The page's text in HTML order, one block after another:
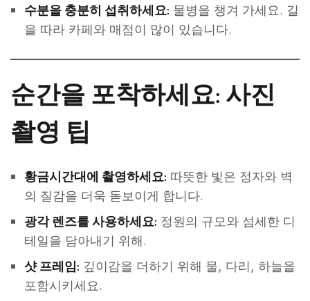
수분을 충분히 섭취하세요: 물병을 챙겨 가세요. 길
을 따라 카페와 매점이 많이 있습니다.
순간을 포착하세요: 사진
촬영 팁
황금시간대에 촬영하세요: 따뜻한 빛은 정자와 벽
의 질감을 더욱 돋보이게 합니다.
광각 렌즈를 사용하세요: 정원의 규모와 섬세한 디
테일을 담아내기 위해.
샷 프레임: 깊이감을 더하기 위해 물, 다리, 하늘을
포함시키세요.